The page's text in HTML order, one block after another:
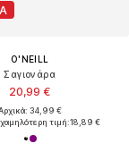
O'NEILL
Σαγιονάρα
20,99 €
34,99 €
τιμή:18,89 €